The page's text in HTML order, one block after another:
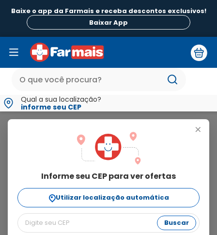
Baixe o app da Farmais e receba descontos exclusivos!
Baixar App
Qual a sua localização?
informe seu CEP
+
Informe seu CEP para ver ofertas
Utilizar localização automática
Buscar
Ordenar Por
relevância